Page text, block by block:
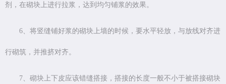
剂，在砌块上进行拉浆，达到均匀铺浆的效果。
6、将竖缝铺好浆的砌块上墙的时候，要水平轻放，与放线对齐进
行砌筑，并推挤对齐。
7、砌块上下皮应该错缝搭接，搭接的长度一般不小于被搭接砌块